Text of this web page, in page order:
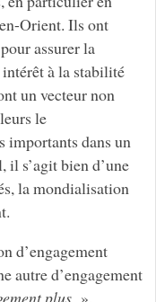
Orient. Ils ont
assurer la
à la stabilité
un vecteur non
le
importants dans un
il s’agit bien d’une
la mondialisation
d’engagement
autre d’engagement